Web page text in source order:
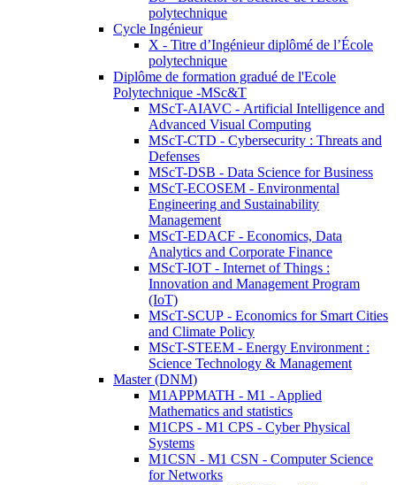
polytechnique
Cycle Ingénieur
X - Titre d’Ingénieur diplômé de l’École
polytechnique
Diplôme de formation gradué de l'Ecole
Polytechnique -MSc&T
MScT-AIAVC - Artificial Intelligence and
Advanced Visual Computing
MScT-CTD - Cybersecurity : Threats and
Defenses
MScT-DSB - Data Science for Business
MScT-ECOSEM - Environmental
Engineering and Sustainability
Management
MScT-EDACF - Economics, Data
Analytics and Corporate Finance
MScT-IOT - Internet of Things :
Innovation and Management Program
(IoT)
MScT-SCUP - Economics for Smart Cities
and Climate Policy
MScT-STEEM - Energy Environment :
Science Technology & Management
Master (DNM)
M1APPMATH - M1 - Applied
Mathematics and statistics
M1CPS - M1 CPS - Cyber Physical
Systems
M1CSN - M1 CSN - Computer Science
for Networks